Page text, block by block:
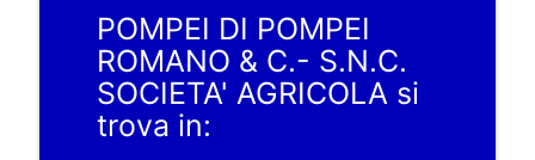
POMPEI DI POMPEI
ROMANO & C.- S.N.C.
SOCIETA' AGRICOLA si
trova in: